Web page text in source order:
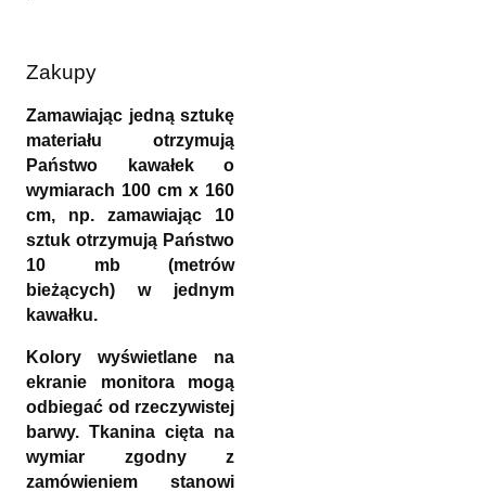
Zakupy
Zamawiając jedną sztukę
materiału otrzymują
Państwo kawałek o
wymiarach 100 cm x 160
cm, np. zamawiając 10
sztuk otrzymują Państwo
10 mb (metrów
bieżących) w jednym
kawałku.
Kolory wyświetlane na
ekranie monitora mogą
odbiegać od rzeczywistej
barwy. Tkanina cięta na
wymiar zgodny z
zamówieniem stanowi